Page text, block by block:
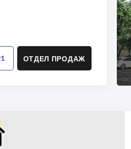
ОТДЕЛ ПРОДАЖ